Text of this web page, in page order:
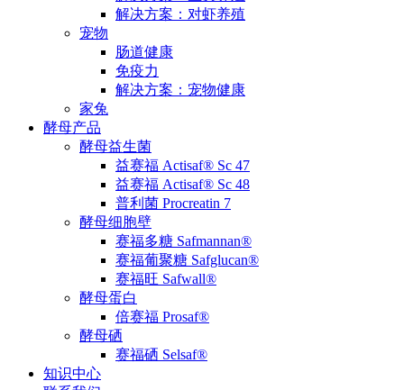
解决方案：对虾养殖
宠物
肠道健康
免疫力
解决方案：宠物健康
家兔
酵母产品
酵母益生菌
益赛福 Actisaf® Sc 47
益赛福 Actisaf® Sc 48
普利菌 Procreatin 7
酵母细胞壁
赛福多糖 Safmannan®
赛福葡聚糖 Safglucan®
赛福旺 Safwall®
酵母蛋白
倍赛福 Prosaf®
酵母硒
赛福硒 Selsaf®
知识中心